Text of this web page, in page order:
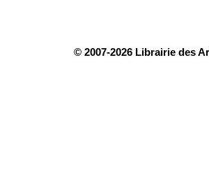
© 2007-2026 Librairie des